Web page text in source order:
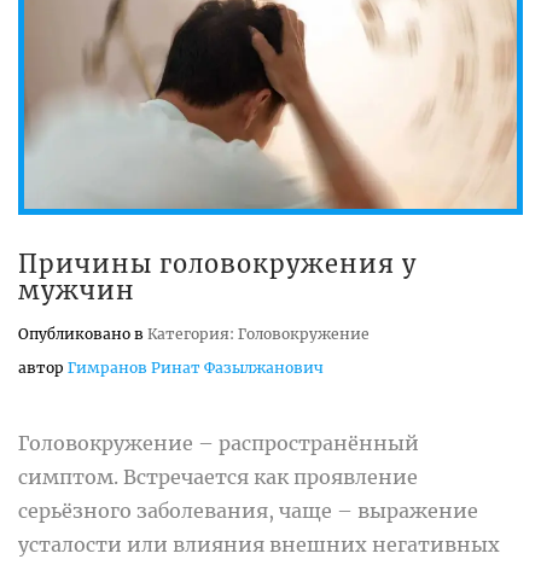
Причины головокружения у
мужчин
Опубликовано в Категория: Головокружение
автор Гимранов Ринат Фазылжанович
Головокружение – распространённый
симптом. Встречается как проявление
серьёзного заболевания, чаще – выражение
усталости или влияния внешних негативных